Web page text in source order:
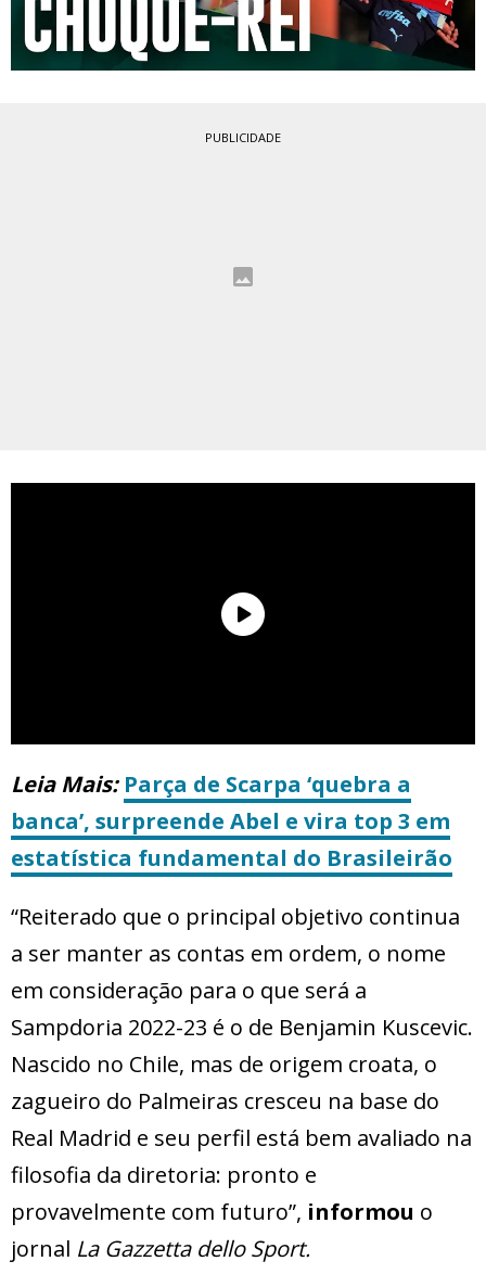
PUBLICIDADE
Leia Mais: Parça de Scarpa ‘quebra a
banca’, surpreende Abel e vira top 3 em
estatística fundamental do Brasileirão
“Reiterado que o principal objetivo continua
a ser manter as contas em ordem, o nome
em consideração para o que será a
Sampdoria 2022-23 é o de Benjamin Kuscevic.
Nascido no Chile, mas de origem croata, o
zagueiro do Palmeiras cresceu na base do
Real Madrid e seu perfil está bem avaliado na
filosofia da diretoria: pronto e
provavelmente com futuro”, informou o
jornal La Gazzetta dello Sport.